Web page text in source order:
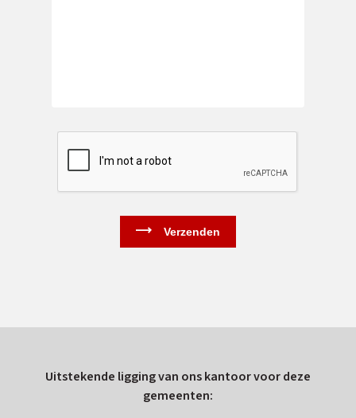
Uitstekende ligging van ons kantoor voor deze
gemeenten: